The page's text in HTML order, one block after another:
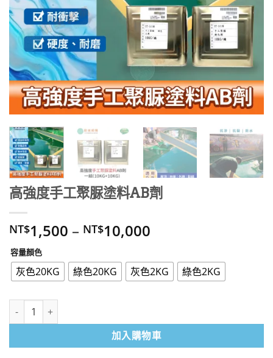
高強度手工聚脲塗料AB劑
NT$1,500 – NT$10,000
容量顏色
灰色20KG 綠色20KG 灰色2KG 綠色2KG
高強度手工聚脲塗料AB劑 數量
加入購物車